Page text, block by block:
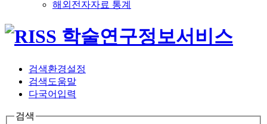
해외전자자료 통계
검색환경설정
검색도움말
다국어입력
검색